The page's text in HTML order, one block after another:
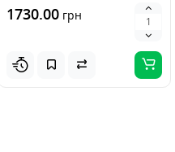
1730.00 грн